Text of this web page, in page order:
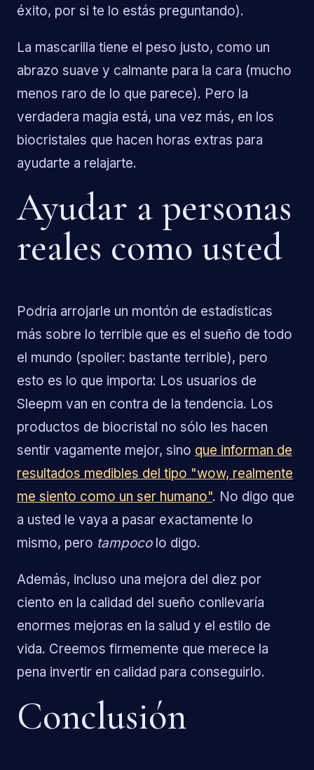
éxito, por si te lo estás preguntando).
La mascarilla tiene el peso justo, como un
abrazo suave y calmante para la cara (mucho
menos raro de lo que parece). Pero la
verdadera magia está, una vez más, en los
biocristales que hacen horas extras para
ayudarte a relajarte.
Ayudar a personas
reales como usted
Podría arrojarle un montón de estadísticas
más sobre lo terrible que es el sueño de todo
el mundo (spoiler: bastante terrible), pero
esto es lo que importa: Los usuarios de
Sleepm van en contra de la tendencia. Los
productos de biocristal no sólo les hacen
sentir vagamente mejor, sino que informan de
resultados medibles del tipo "wow, realmente
me siento como un ser humano". No digo que
a usted le vaya a pasar exactamente lo
mismo, pero tampocolo digo.
Además, incluso una mejora del diez por
ciento en la calidad del sueño conllevaría
enormes mejoras en la salud y el estilo de
vida. Creemos firmemente que merece la
pena invertir en calidad para conseguirlo.
Conclusión